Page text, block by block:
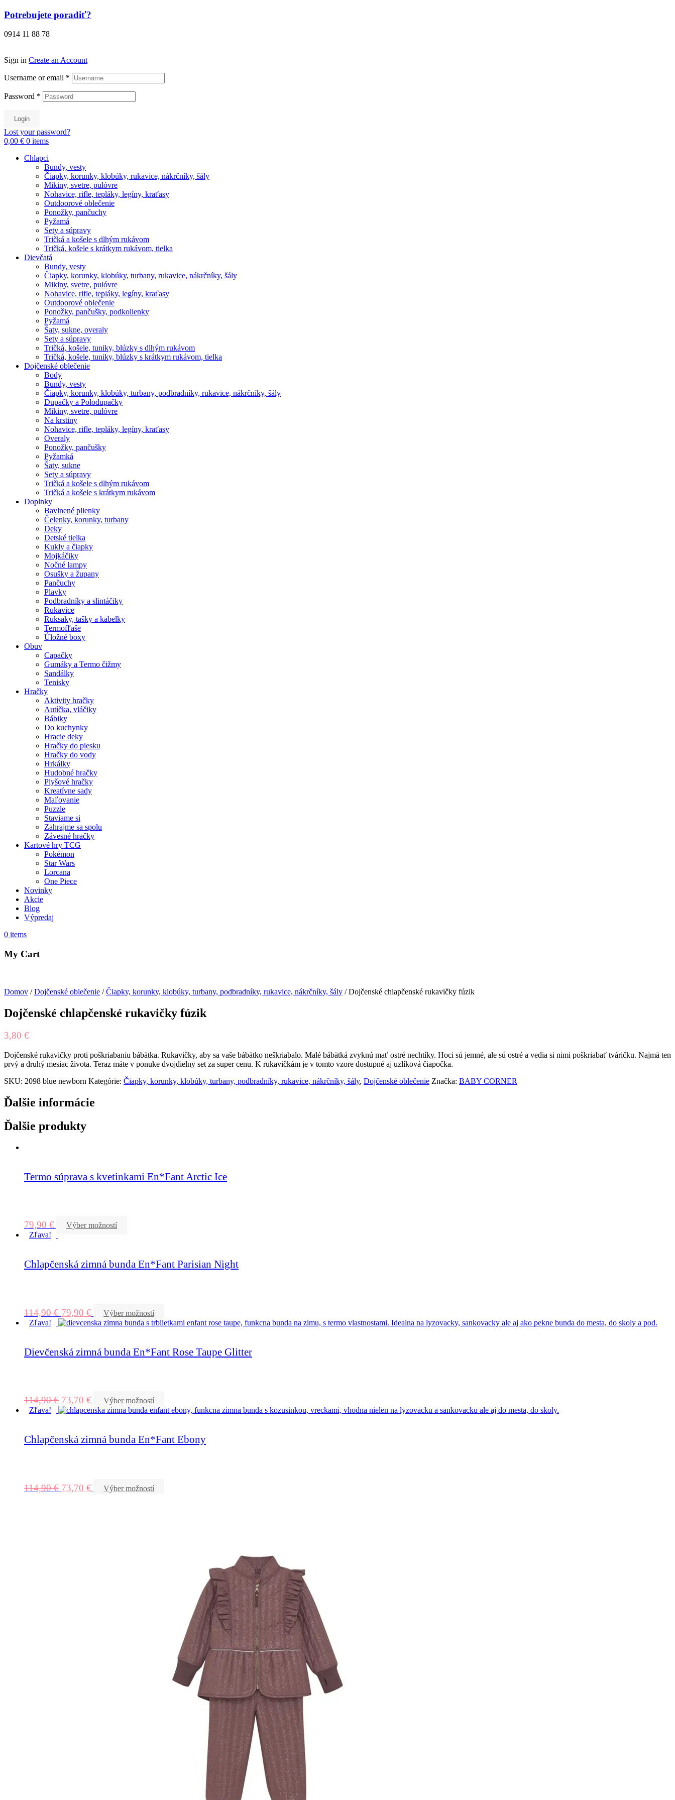
Preskočiť
obsah
Potrebujete poradiť?
0914 11 88 78
Sign in Create an Account
Username or email *
Password *
Login
Lost your password?
0,00 € 0 items
Chlapci
Bundy, vesty
Čiapky, korunky, klobúky, rukavice, nákrčníky, šály
Mikiny, svetre, pulóvre
Nohavice, rifle, tepláky, legíny, kraťasy
Outdoorové oblečenie
Ponožky, pančuchy
Pyžamá
Sety a súpravy
Tričká a košele s dlhým rukávom
Tričká, košele s krátkym rukávom, tielka
Dievčatá
Bundy, vesty
Čiapky, korunky, klobúky, turbany, rukavice, nákrčníky, šály
Mikiny, svetre, pulóvre
Nohavice, rifle, tepláky, legíny, kraťasy
Outdoorové oblečenie
Ponožky, pančušky, podkolienky
Pyžamá
Šaty, sukne, overaly
Sety a súpravy
Tričká, košele, tuniky, blúzky s dlhým rukávom
Tričká, košele, tuniky, blúzky s krátkym rukávom, tielka
Dojčenské oblečenie
Body
Bundy, vesty
Čiapky, korunky, klobúky, turbany, podbradníky, rukavice, nákrčníky, šály
Dupačky a Polodupačky
Mikiny, svetre, pulóvre
Na krstiny
Nohavice, rifle, tepláky, legíny, kraťasy
Overaly
Ponožky, pančušky
Pyžamká
Šaty, sukne
Sety a súpravy
Tričká a košele s dlhým rukávom
Tričká a košele s krátkym rukávom
Doplnky
Bavlnené plienky
Čelenky, korunky, turbany
Deky
Detské tielka
Kukly a čiapky
Mojkáčiky
Nočné lampy
Osušky a župany
Pančuchy
Plavky
Podbradníky a slintáčiky
Rukavice
Ruksaky, tašky a kabelky
Termofľaše
Úložné boxy
Obuv
Capačky
Gumáky a Termo čižmy
Sandálky
Tenisky
Hračky
Aktivity hračky
Autíčka, vláčiky
Bábiky
Do kuchynky
Hracie deky
Hračky do piesku
Hračky do vody
Hrkálky
Hudobné hračky
Plyšové hračky
Kreatívne sady
Maľovanie
Puzzle
Staviame si
Zahrajme sa spolu
Závesné hračky
Kartové hry TCG
Pokémon
Star Wars
Lorcana
One Piece
Novinky
Akcie
Blog
Výpredaj
0 items
My Cart
Domov /Dojčenské oblečenie /Čiapky, korunky, klobúky, turbany, podbradníky, rukavice, nákrčníky, šály / Dojčenské chlapčenské rukavičky fúzik
Dojčenské chlapčenské rukavičky fúzik
3,80 €
Dojčenské rukavičky proti poškriabaniu bábätka. Rukavičky, aby sa vaše bábätko neškriabalo. Malé bábätká zvyknú mať ostré nechtíky. Hoci sú jemné, ale sú ostré a vedia si nimi poškriabať tváričku. Najmä ten
prvý a druhý mesiac života. Teraz máte v ponuke dvojdielny set za super cenu. K rukavičkám je v tomto vzore dostupné aj uzlíková čiapočka.
SKU: 2098 blue newborn Kategórie: Čiapky, korunky, klobúky, turbany, podbradníky, rukavice, nákrčníky, šály, Dojčenské oblečenie Značka: BABY CORNER
Ďalšie informácie
Ďalšie produkty
Termo súprava s kvetinkami En*Fant Arctic Ice
79,90 €
Výber možností
Zľava!
Chlapčenská zimná bunda En*Fant Parisian Night
114,90€ 79,90 €
Výber možností
Zľava!
Dievčenská zimná bunda En*Fant Rose Taupe Glitter
114,90€ 73,70 €
Výber možností
Zľava!
Chlapčenská zimná bunda En*Fant Ebony
114,90€ 73,70 € Výber možností